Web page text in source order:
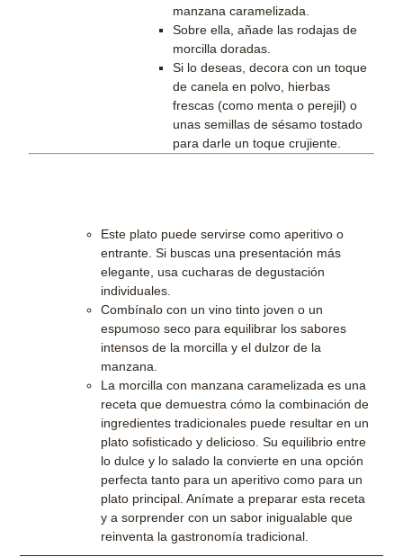
manzana caramelizada.
Sobre ella, añade las rodajas de
morcilla doradas.
Si lo deseas, decora con un toque
de canela en polvo, hierbas
frescas (como menta o perejil) o
unas semillas de sésamo tostado
para darle un toque crujiente.
Este plato puede servirse como aperitivo o
entrante. Si buscas una presentación más
elegante, usa cucharas de degustación
individuales.
Combínalo con un vino tinto joven o un
espumoso seco para equilibrar los sabores
intensos de la morcilla y el dulzor de la
manzana.
La morcilla con manzana caramelizada es una
receta que demuestra cómo la combinación de
ingredientes tradicionales puede resultar en un
plato sofisticado y delicioso. Su equilibrio entre
lo dulce y lo salado la convierte en una opción
perfecta tanto para un aperitivo como para un
plato principal. Anímate a preparar esta receta
y a sorprender con un sabor inigualable que
reinventa la gastronomía tradicional.